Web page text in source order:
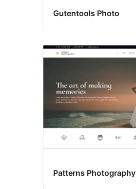
Gutentools Photo
Patterns Photography